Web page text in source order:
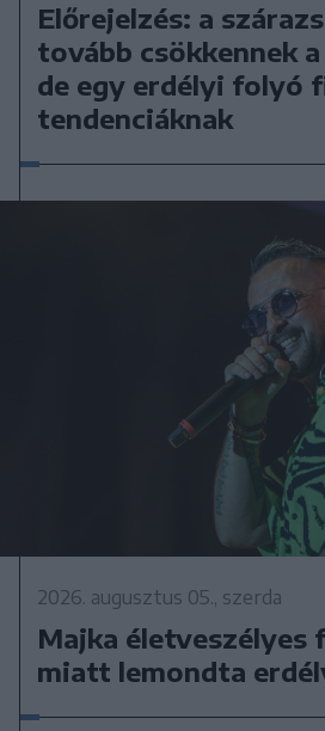
Előrejelzés: a
tovább csökkennek
de egy erdélyi folyó
tendenciáknak
2026. augusztus 05., szerda
Majka életveszélyes
miatt lemondta